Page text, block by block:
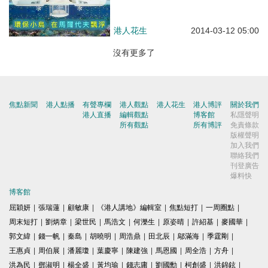
港人花生 2014-03-12 05:00
沒有更多了
焦點新聞 港人點播
有聲專欄
港人直播
港人觀點
編輯觀點
所有觀點
港人花生
港人博評
博客館
所有博評
關於我們
私隱聲明
免責條款
版權聲明
加入我們
聯絡我們
刊登廣告
爆料快
博客館
屈穎妍 | 張瑞蓮 | 顧敏康 | 《港人講地》編輯室 | 焦點短打 | 一周圈點 |
周末短打 | 劉炳章 | 梁世民 | 馬浩文 | 何濼生 | 原姿晴 | 許紹基 | 麥國華 |
郭文緯 | 錢一帆 | 秦島 | 胡曉明 | 周浩鼎 | 田北辰 | 鄔滿海 | 季霆剛 |
王惠貞 | 周伯展 | 潘麗瓊 | 葉慶寧 | 陳建強 | 馬恩國 | 周全浩 | 方舟 |
洪為民 | 鄧淑明 | 楊全盛 | 黃均瑜 | 錢志庸 | 劉國勳 | 柯創盛 | 洪錦鉉 |